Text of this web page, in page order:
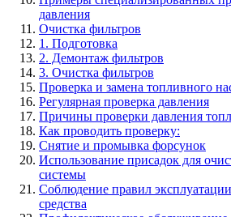
давления
Очистка фильтров
1. Подготовка
2. Демонтаж фильтров
3. Очистка фильтров
Проверка и замена топливного
Регулярная проверка давления
Причины проверки давления
Как проводить проверку:
Снятие и промывка форсунок
Использование присадок для
системы
Соблюдение правил
средства